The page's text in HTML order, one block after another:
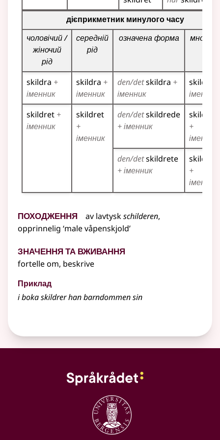
Таблиця відмінювання дієприкметників для цього
дієприкметник минулого часу
чоловічий /
жіночий
рід
середній
рід
означена форма
skildra +
іменник
skildra +
іменник
den/detskildra +
іменник
skildra
іменник
skildret +
іменник
skildret
+
іменник
den/detskildrede
+ іменник
+
іменник
den/detskildrete
+ іменник
+
іменник
Походження av lavtyskschilderen,
opprinnelig ‘male våpenskjold’
Значення та вживання
fortelle om, beskrive
Приклад
i bokaskildrerhan barndommen sin